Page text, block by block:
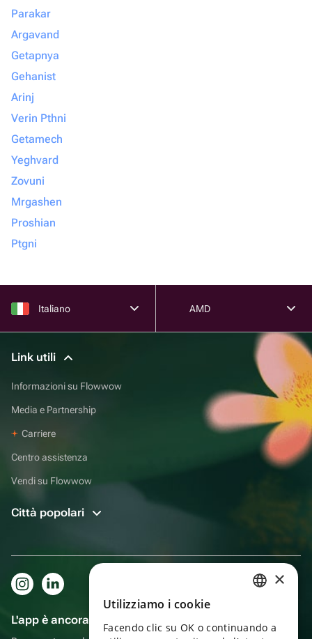
Parakar
Argavand
Getapnya
Gehanist
Arinj
Verin Pthni
Getamech
Yeghvard
Zovuni
Mrgashen
Proshian
Ptgni
Italiano AMD
Link utili
Informazioni su Flowwow
Media e Partnership
Carriere
Centro assistenza
Vendi su Flowwow
Città popolari
L'app è ancora più comoda!
ENGLISH
×
Utilizziamo i cookie
Facendo clic su OK o continuando a